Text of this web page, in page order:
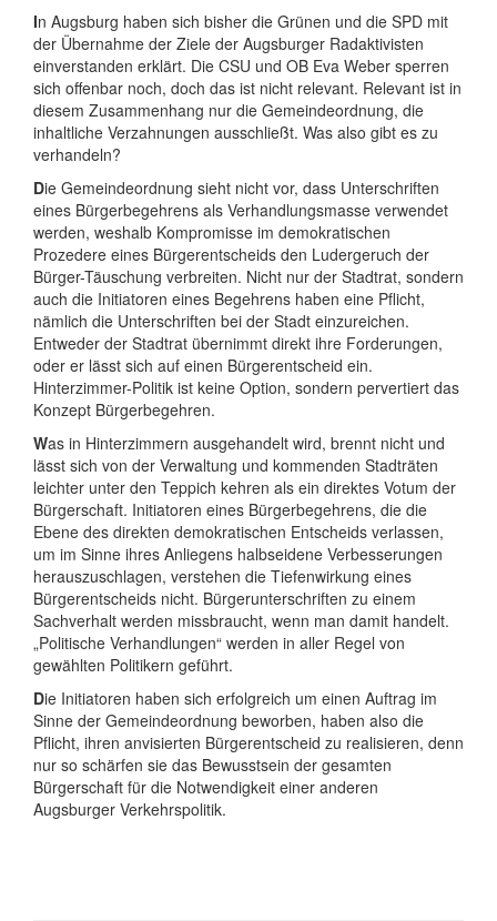
In Augsburg haben sich bisher die Grünen und die SPD mit
der Übernahme der Ziele der Augsburger Radaktivisten
einverstanden erklärt. Die CSU und OB Eva Weber sperren
sich offenbar noch, doch das ist nicht relevant. Relevant ist in
diesem Zusammenhang nur die Gemeindeordnung, die
inhaltliche Verzahnungen ausschließt. Was also gibt es zu
verhandeln?
Die Gemeindeordnung sieht nicht vor, dass Unterschriften
eines Bürgerbegehrens als Verhandlungsmasse verwendet
werden, weshalb Kompromisse im demokratischen
Prozedere eines Bürgerentscheids den Ludergeruch der
Bürger-Täuschung verbreiten. Nicht nur der Stadtrat, sondern
auch die Initiatoren eines Begehrens haben eine Pflicht,
nämlich die Unterschriften bei der Stadt einzureichen.
Entweder der Stadtrat übernimmt direkt ihre Forderungen,
oder er lässt sich auf einen Bürgerentscheid ein.
Hinterzimmer-Politik ist keine Option, sondern pervertiert das
Konzept Bürgerbegehren.
Was in Hinterzimmern ausgehandelt wird, brennt nicht und
lässt sich von der Verwaltung und kommenden Stadträten
leichter unter den Teppich kehren als ein direktes Votum der
Bürgerschaft. Initiatoren eines Bürgerbegehrens, die die
Ebene des direkten demokratischen Entscheids verlassen,
um im Sinne ihres Anliegens halbseidene Verbesserungen
herauszuschlagen, verstehen die Tiefenwirkung eines
Bürgerentscheids nicht. Bürgerunterschriften zu einem
Sachverhalt werden missbraucht, wenn man damit handelt.
„Politische Verhandlungen“ werden in aller Regel von
gewählten Politikern geführt.
Die Initiatoren haben sich erfolgreich um einen Auftrag im
Sinne der Gemeindeordnung beworben, haben also die
Pflicht, ihren anvisierten Bürgerentscheid zu realisieren, denn
nur so schärfen sie das Bewusstsein der gesamten
Bürgerschaft für die Notwendigkeit einer anderen
Augsburger Verkehrspolitik.